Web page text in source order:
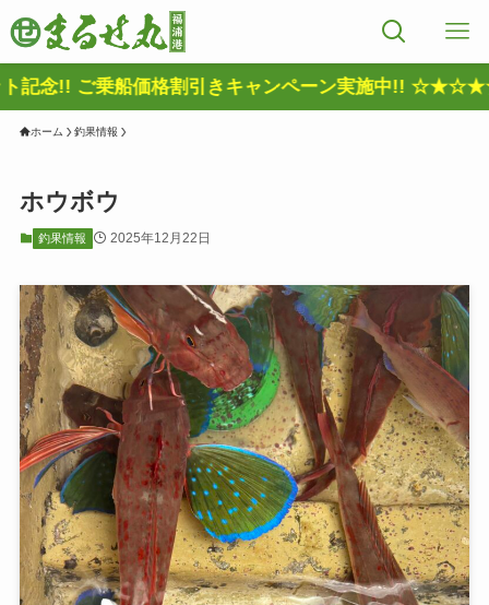
!! ご乗船価格割引きキャンペーン実施中!! ☆★☆★☆
ホーム 釣果情報
ホウボウ
釣果情報 2025年12月22日